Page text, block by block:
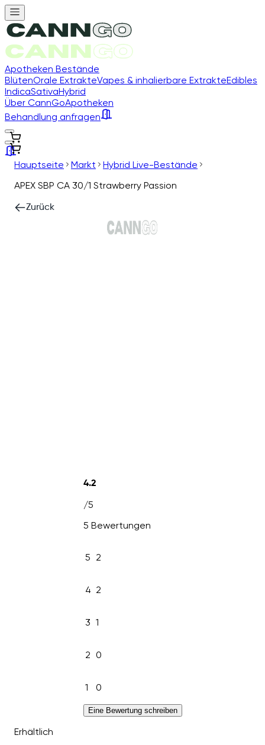
Apotheken Bestände
BlütenOrale ExtrakteVapes & inhalierbare ExtrakteEdibles
IndicaSativaHybrid
Über CannGoApotheken
Behandlung anfragen
Hauptseite Markt
Hybrid Live-Bestände
APEX SBP CA 30/1 Strawberry Passion
Zurück
4.2
/5
5 Bewertungen
5 2
4 2
3 1
2 0
1 0
Eine Bewertung schreiben
Erhältlich